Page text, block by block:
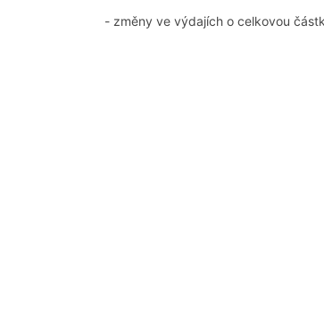
- změny ve výdajích o celkovou